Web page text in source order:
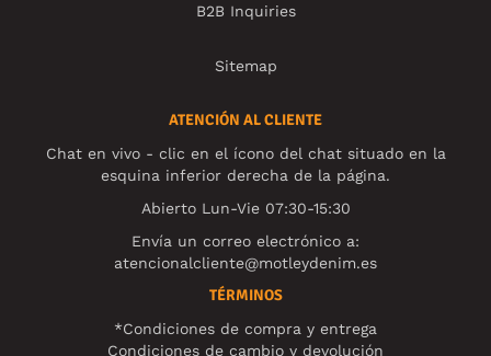
B2B Inquiries
Sitemap
ATENCIÓN AL CLIENTE
Chat en vivo - clic en el ícono del chat situado en la
esquina inferior derecha de la página.
Abierto Lun-Vie 07:30-15:30
Envía un correo electrónico a:
atencionalcliente@motleydenim.es
TÉRMINOS
*Condiciones de compra y entrega
Condiciones de cambio y devolución